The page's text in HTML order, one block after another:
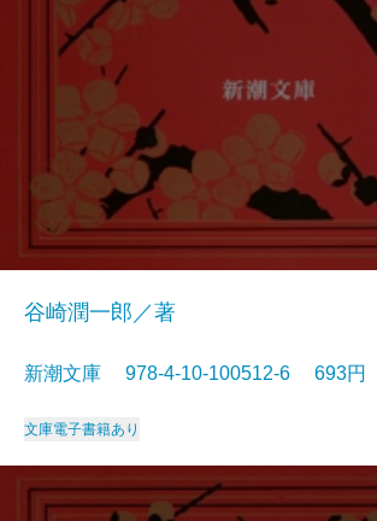
谷崎潤一郎／著
新潮文庫 978-4-10-100512-6 693円
文庫電子書籍あり